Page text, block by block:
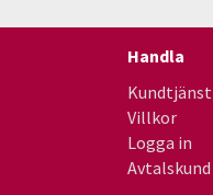
Handla
Kundtjänst
Villkor
Logga in
Avtalskund